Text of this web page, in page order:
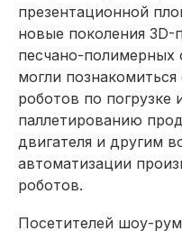
презентационной
новые поколения 3D-
песчано-
могли
роботов по погрузке
паллетированию
двигателя и другим
автоматизации
роботов.
Посетителей шоу-